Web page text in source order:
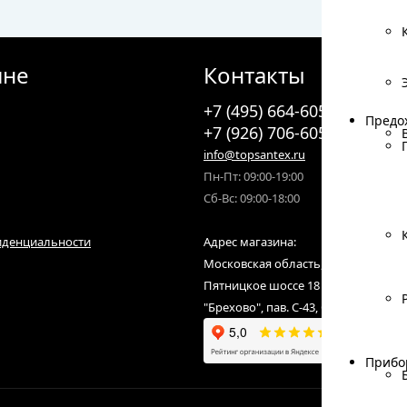
Контакты
+7 (495) 664-6055
+7 (926) 706-6055
info@topsantex.ru
Пн-Пт: 09:00-19:00
Сб-Вс: 09:00-18:00
Адрес магазина:
Московская область, городской
Пятницкое шоссе 18 км от
"Брехово", пав. С-43, С-07